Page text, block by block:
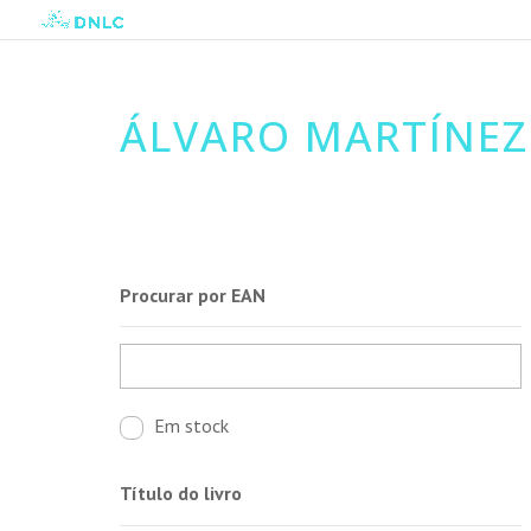
ÁLVARO
Procurar por EAN
Em stock
Título do livro